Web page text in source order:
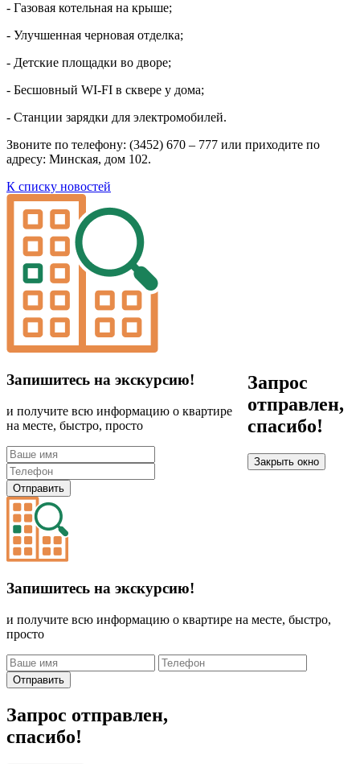
- Газовая котельная на крыше;
- Улучшенная черновая отделка;
- Детские площадки во дворе;
- Бесшовный WI-FI в сквере у дома;
- Станции зарядки для электромобилей.
Звоните по телефону: (3452) 670 – 777 или приходите по
адресу: Минская, дом 102.
К списку новостей
Запишитесь на экскурсию!
и получите всю информацию о квартире
на месте, быстро, просто
Отправить
Запрос
отправлен,
спасибо!
Закрыть окно
Запишитесь на экскурсию!
и получите всю информацию о квартире на месте, быстро,
просто
Отправить
Запрос отправлен,
спасибо!